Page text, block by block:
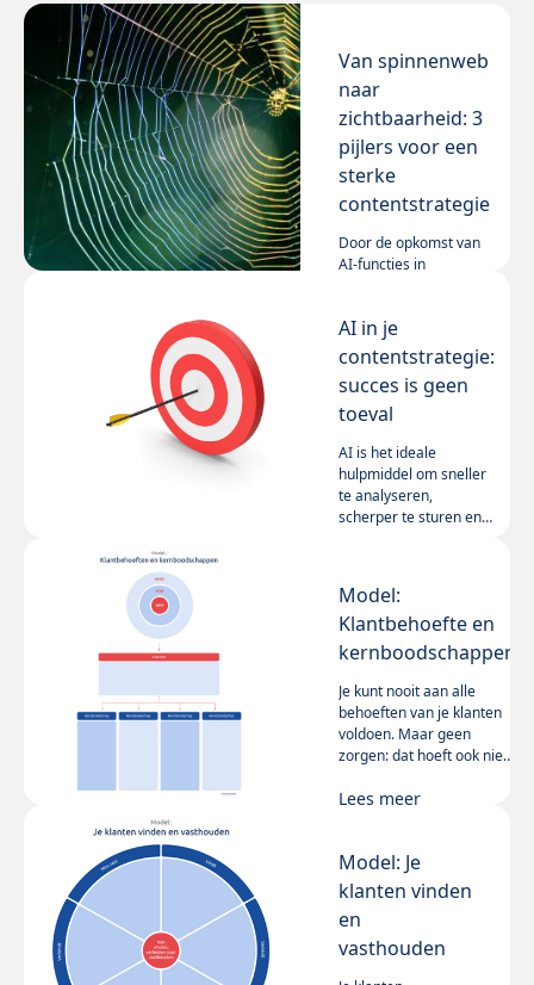
Van spinnenweb
naar
zichtbaarheid: 3
pijlers voor een
sterke
contentstrategie
Door de opkomst van
AI-functies in
media wordt het
steeds moeilijker om
je te onderscheiden.
Nodig is een goede
vindbaarheid,
genoemd worden.
Lees meer
AI in je
contentstrategie:
succes is geen
toeval
AI is het ideale
hulpmiddel om sneller
te analyseren,
scherper te sturen en
contentstrategie
sterker en
toekomstbestendiger.
Model:
Klantbehoefte en
kernboodschappen
Je kunt nooit aan alle
behoeften van je klanten
voldoen. Maar geen
zorgen: dat hoeft ook niet.
de essentie van de
een rake kernboodschap
op in te spelen. Ons model
Lees meer
Model: Je
klanten vinden
en
vasthouden